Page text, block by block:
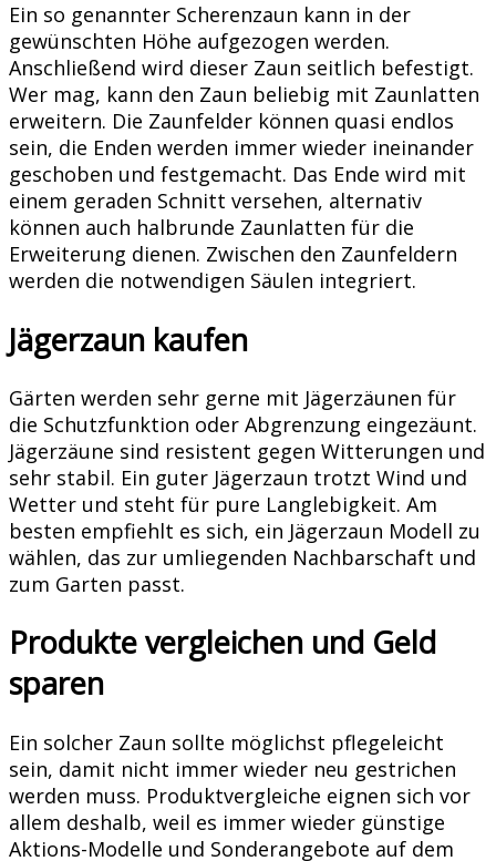
Ein so genannter Scherenzaun kann in der
gewünschten Höhe aufgezogen werden.
Anschließend wird dieser Zaun seitlich befestigt.
Wer mag, kann den Zaun beliebig mit Zaunlatten
erweitern. Die Zaunfelder können quasi endlos
sein, die Enden werden immer wieder ineinander
geschoben und festgemacht. Das Ende wird mit
einem geraden Schnitt versehen, alternativ
können auch halbrunde Zaunlatten für die
Erweiterung dienen. Zwischen den Zaunfeldern
werden die notwendigen Säulen integriert.
Jägerzaun kaufen
Gärten werden sehr gerne mit Jägerzäunen für
die Schutzfunktion oder Abgrenzung eingezäunt.
Jägerzäune sind resistent gegen Witterungen und
sehr stabil. Ein guter Jägerzaun trotzt Wind und
Wetter und steht für pure Langlebigkeit. Am
besten empfiehlt es sich, ein Jägerzaun Modell zu
wählen, das zur umliegenden Nachbarschaft und
zum Garten passt.
Produkte vergleichen und Geld
sparen
Ein solcher Zaun sollte möglichst pflegeleicht
sein, damit nicht immer wieder neu gestrichen
werden muss. Produktvergleiche eignen sich vor
allem deshalb, weil es immer wieder günstige
Aktions-Modelle und Sonderangebote auf dem